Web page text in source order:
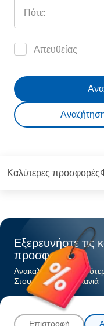
Πότε;
Απευθείας
Καλύτερες προσφορές
Εξερευνήστε τις
προσφορές
Ανακαλύψτε τις
Στουτγάρδηπρος Χανιά
Επιστροφή